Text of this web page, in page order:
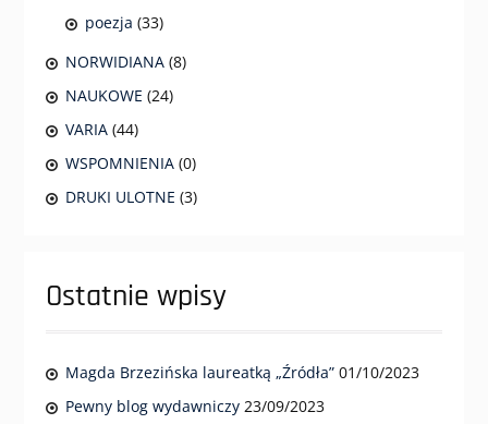
poezja (33)
NORWIDIANA (8)
NAUKOWE (24)
VARIA (44)
WSPOMNIENIA (0)
DRUKI ULOTNE (3)
Ostatnie wpisy
Magda Brzezińska laureatką „Źródła” 01/10/2023
Pewny blog wydawniczy 23/09/2023